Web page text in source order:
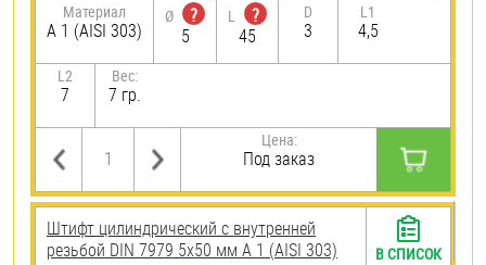
Материал
А 1 (AISI 303)
Ø
?
5
L
?
45
D
3
L1
4,5
L2
7
Вес:
7 гр.
Цена:
Под заказ
Штифт цилиндрический с внутренней
резьбой DIN 7979 5х50 мм А 1 (AISI 303)
В СПИСОК